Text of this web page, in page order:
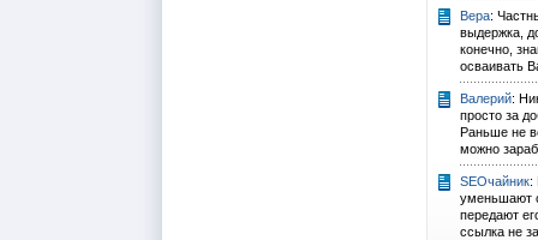
Вера:
выдержка,
конечно,
осваивать
Валерий:
просто за
Раньше не
можно
SEOчайник:
уменьшают
передают
ссылка не